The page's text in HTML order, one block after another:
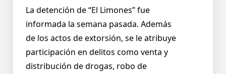
La detención de “El Limones” fue
informada la semana pasada. Además
de los actos de extorsión, se le atribuye
participación en delitos como venta y
distribución de drogas, robo de